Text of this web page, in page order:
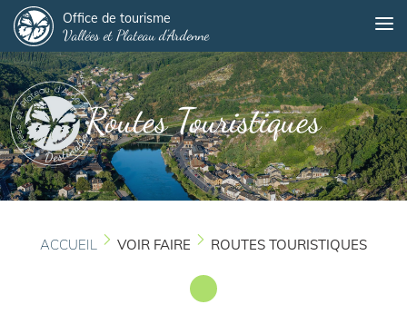
au
contenu
principal
Office de tourisme
Vallées et Plateau d'Ardenne
Routes Touristiques
ACCUEIL VOIR FAIRE ROUTES TOURISTIQUES
Panneau de gestion des cookies